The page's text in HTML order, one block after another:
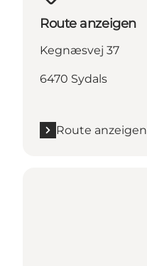
Route anzeigen
Kegnæsvej 37
6470 Sydals
Route anzeigen